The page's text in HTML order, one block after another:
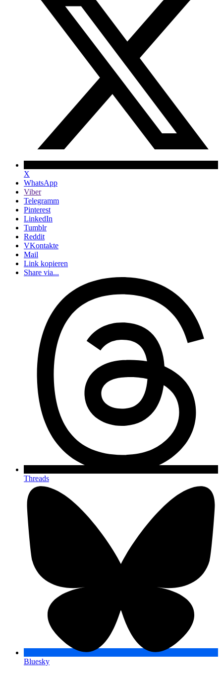
X
WhatsApp
Viber
Telegramm
Pinterest
LinkedIn
Tumblr
Reddit
VKontakte
Mail
Link kopieren
Share via...
Threads
Bluesky